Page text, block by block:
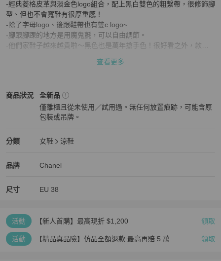
-經典菱格皮革與淡金色logo組合，配上黑白雙色的粗繫帶，很修飾腳
型、但也不會寬鞋有很厚重感！
-除了字母logo、後跟鞋帶也有雙c logo~
-腳跟腳踝的地方是用魔鬼氈，可以自由調節。
-他們家鞋子越來越貴啦～黑色也是萬年搶手色！很好看之外，款式
查看更多
商品狀況
Chanel女鞋商品狀態與細節
全新品
僅離櫃且從未使用／試用過。無任何放置痕跡，可能含原
包裝或吊牌。
分類
Chanel 女鞋分類資訊
女鞋
涼鞋
品牌
Chanel 精品女鞋品牌介紹
Chanel
Chanel 推薦清單
尺寸 EU 38
活動 【新人首購】最高現折 $1,200 領取
活動 【精品真品險】仿品全額退款 最高再賠 5 萬 領取